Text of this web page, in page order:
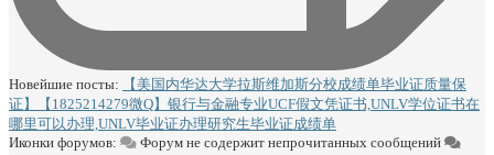
Новейшие посты:
【美国内华达大学拉斯维加斯分校成绩单毕业证质量保
证】【1825214279微Q】银行与金融专业UCF假文凭证书,UNLV学位证书在
哪里可以办理,UNLV毕业证办理研究生毕业证成绩单
Иконки форумов:
Форум не содержит непрочитанных сообщений